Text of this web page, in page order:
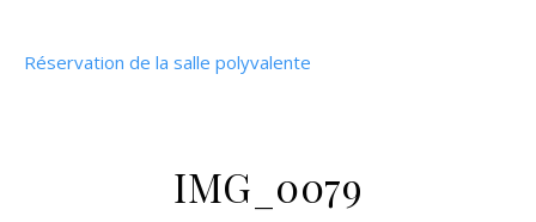
Réservation de la salle polyvalente
IMG_0079